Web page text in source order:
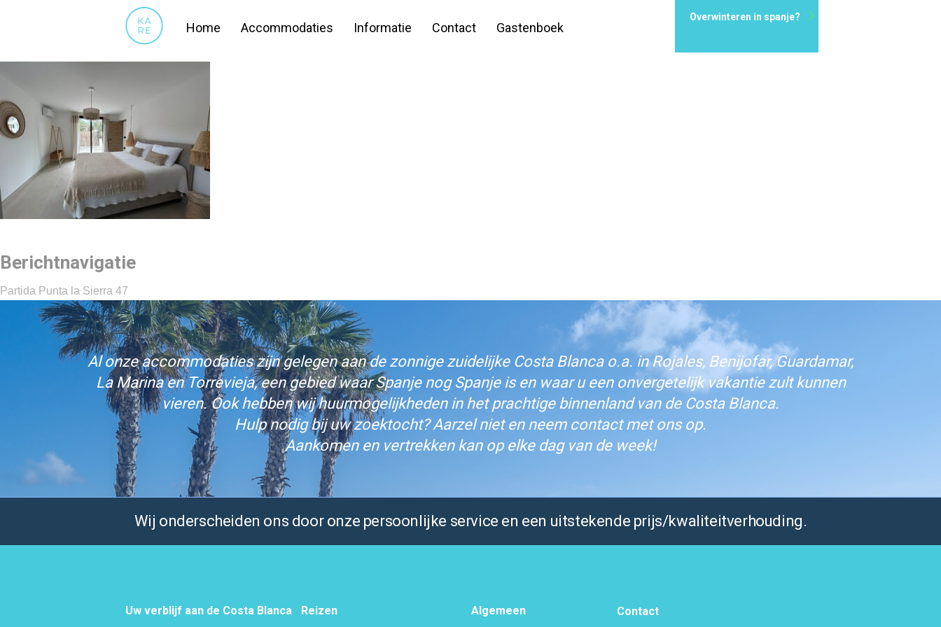
Home Accommodaties Informatie Contact Gastenboek
Overwinteren in spanje?
Berichtnavigatie
Partida Punta la Sierra 47
Al onze accommodaties zijn gelegen aan de zonnige zuidelijke Costa Blanca o.a. in Rojales, Benijofar, Guardamar,
La Marina en Torrevieja, een gebied waar Spanje nog Spanje is en waar u een onvergetelijk vakantie zult kunnen
vieren. Ook hebben wij huurmogelijkheden in het prachtige binnenland van de Costa Blanca.
Hulp nodig bij uw zoektocht? Aarzel niet en neem contact met ons op.
Aankomen en vertrekken kan op elke dag van de week!
Wij onderscheiden ons door onze persoonlijke service en een uitstekende prijs/kwaliteitverhouding.
Uw verblijf aan de Costa Blanca Reizen Algemeen Contact